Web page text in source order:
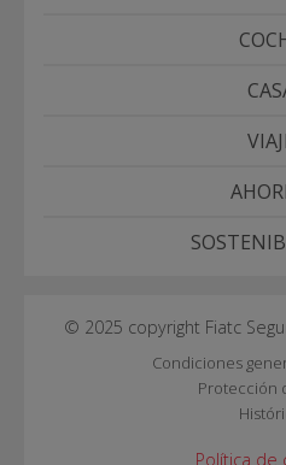
© 2025 copyright Fiatc
Condiciones
Protección
Política de